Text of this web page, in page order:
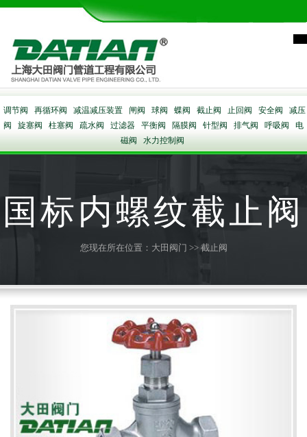
调节阀 再循环阀 减温减压装置 闸阀 球阀 蝶阀 截止阀 止回阀 安全阀
减压
阀
旋塞阀 柱塞阀 疏水阀 过滤器 平衡阀 隔膜阀 针型阀 排气阀 呼吸阀
电
磁阀
水力控制阀
国标内螺纹截止阀
您现在所在位置： 大田阀门 >> 截止阀